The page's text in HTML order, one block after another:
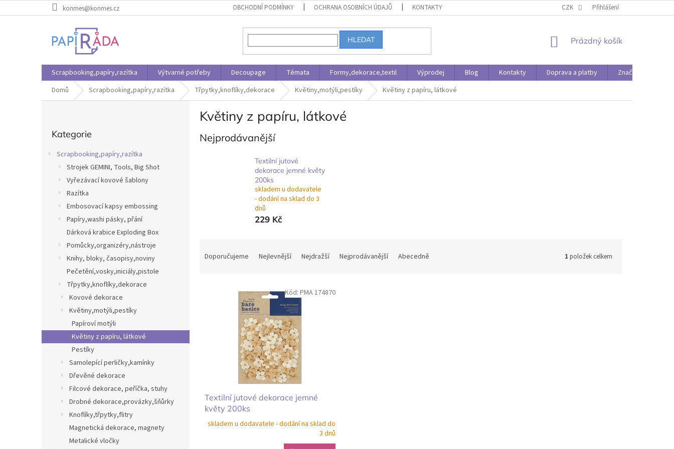
na
konmes@konmes.cz OBCHODNÍ PODMÍNKY OCHRANA OSOBNÍCH ÚDAJŮ KONTAKTY DOPRAVA A PLATBY
CZK Přihlášení
HLEDAT
NÁKUPNÍ
Prázdný košík
Scrapbooking,papíry,razítka Výtvarné potřeby Decoupage Témata Formy,dekorace,textil Výprodej Blog Kontakty Doprava a platby
Značky
Domů
Scrapbooking,papíry,razítka Třpytky,knoflíky,dekorace Květiny,motýli,pestíky Květiny z papíru, látkové
kategorie
Kategorie
Scrapbooking,papíry,razítka
Strojek GEMINI, Tools, Big Shot
Vyřezávací kovové šablony
Razítka
Embosovací kapsy embossing
Papíry,washi pásky, přání
Dárková krabice Exploding Box
Pomůcky,organizéry,nástroje
Knihy, bloky, časopisy,noviny
Pečetění,vosky,iniciály,pistole
Třpytky,knoflíky,dekorace
Kovové dekorace
Květiny,motýli,pestíky
Papíroví motýli
Květiny z papíru, látkové
Pestíky
Samolepící perličky,kamínky
Dřevěné dekorace
Filcové dekorace, peříčka, stuhy
Drobné dekorace,provázky,šňůrky
Knoflíky,třpytky,flitry
Magnetická dekorace, magnety
Metalické vločky
Květiny z papíru, látkové
Nejprodávanější
Textilní jutové
dekorace jemné květy
200ks
skladem u dodavatele
- dodání na sklad do 3
dnů
229 Kč
aDoporučujeme Nejlevnější Nejdražší Nejprodávanější Abecedně 1 položek celkem
Textilní jutové dekorace jemné
květy 200ks
skladem u dodavatele - dodání na sklad do
3 dnů
Kód: PMA 174870